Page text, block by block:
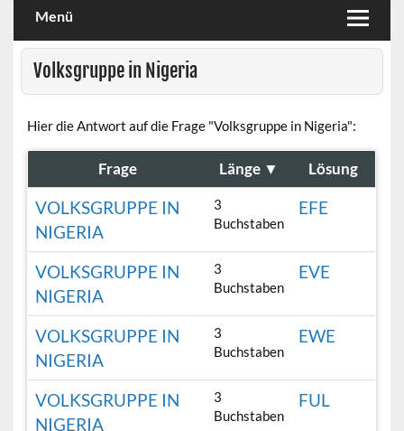
Menü
Volksgruppe in Nigeria
Hier die Antwort auf die Frage "Volksgruppe in Nigeria":
Frage Länge ▼ Lösung
VOLKSGRUPPE IN
NIGERIA
3
Buchstaben
EFE
VOLKSGRUPPE IN
NIGERIA
3
Buchstaben
EVE
VOLKSGRUPPE IN
NIGERIA
3
Buchstaben
EWE
VOLKSGRUPPE IN
NIGERIA
3
Buchstaben
FUL